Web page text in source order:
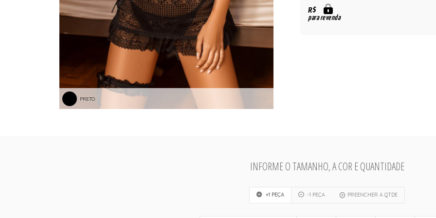
PRETO
R$
para revenda
INFORME O TAMANHO, A COR E QUANTIDADE
+1 PEÇA -1 PEÇA PREENCHER A QTDE